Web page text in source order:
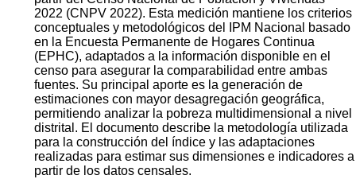
2022 (CNPV 2022). Esta medición mantiene los criterios
conceptuales y metodológicos del IPM Nacional basado
en la Encuesta Permanente de Hogares Continua
(EPHC), adaptados a la información disponible en el
censo para asegurar la comparabilidad entre ambas
fuentes. Su principal aporte es la generación de
estimaciones con mayor desagregación geográfica,
permitiendo analizar la pobreza multidimensional a nivel
distrital. El documento describe la metodología utilizada
para la construcción del índice y las adaptaciones
realizadas para estimar sus dimensiones e indicadores a
partir de los datos censales.